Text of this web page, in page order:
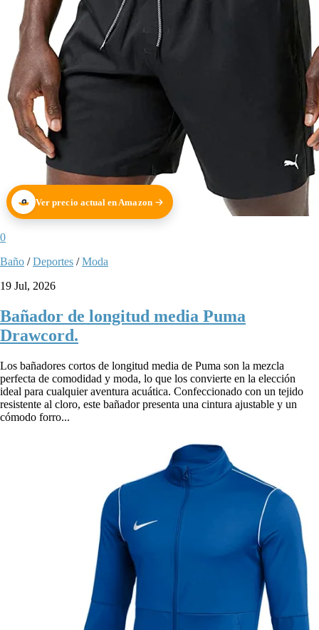
Ver precio actual en Amazon
0
Baño /Deportes /Moda
19 Jul, 2026
Bañador de longitud media Puma
Drawcord.
Los bañadores cortos de longitud media de Puma son la mezcla
perfecta de comodidad y moda, lo que los convierte en la elección
ideal para cualquier aventura acuática. Confeccionado con un tejido
resistente al cloro, este bañador presenta una cintura ajustable y un
cómodo forro...